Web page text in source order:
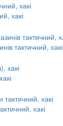
хакі
тактичний, хакі
хакі